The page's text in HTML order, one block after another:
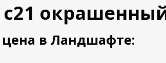
с21
в Ландшафте: